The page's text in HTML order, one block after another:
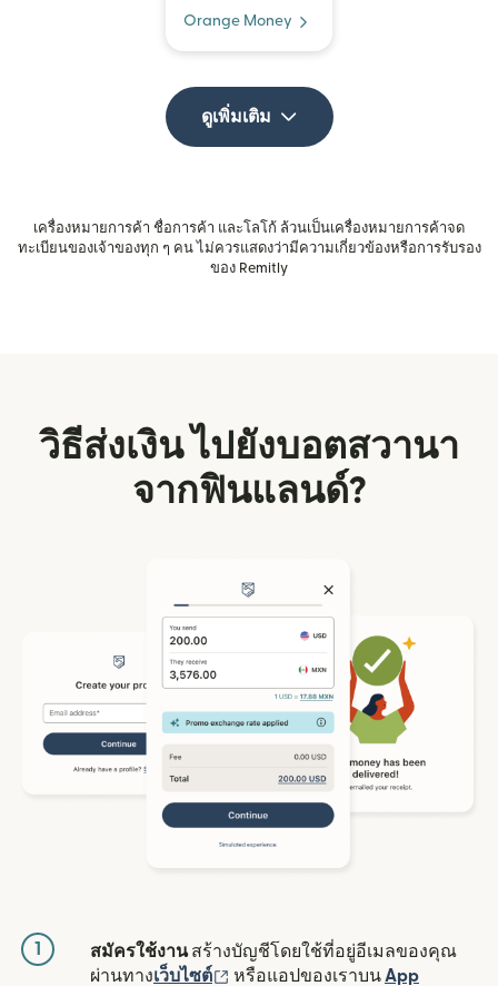
Orange Money
ดูเพิ่มเติม
เครื่องหมายการค้า ชื่อการค้า และโลโก้ ล้วนเป็นเครื่องหมายการค้าจด
ทะเบียนของเจ้าของทุก ๆ คน ไม่ควรแสดงว่ามีความเกี่ยวข้องหรือการรับรอง
ของ Remitly
วิธีส่งเงิน ไปยังบอตสวานา
จากฟินแลนด์?
1 สมัครใช้งานสร้างบัญชีโดยใช้ที่อยู่อีเมลของคุณ
ผ่านทางเว็บไซต์ (เปิดในหน้าต่างใหม่)
หรือแอปของเราบน App